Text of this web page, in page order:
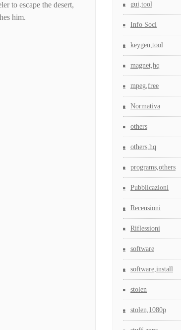
to escape the desert,
him.
gui,tool
Info Soci
keygen,tool
magnet,hq
mpeg,free
Normativa
others
others,hq
programs,others
Pubblicazioni
Recensioni
Riflessioni
software
software,install
stolen
stolen,1080p